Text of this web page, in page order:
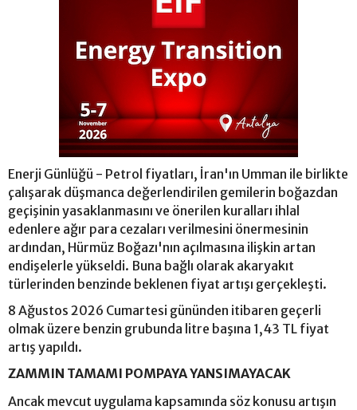
Enerji Günlüğü - Petrol fiyatları, İran'ın Umman ile birlikte
çalışarak düşmanca değerlendirilen gemilerin boğazdan
geçişinin yasaklanmasını ve önerilen kuralları ihlal
edenlere ağır para cezaları verilmesini önermesinin
ardından, Hürmüz Boğazı'nın açılmasına ilişkin artan
endişelerle yükseldi. Buna bağlı olarak akaryakıt
türlerinden benzinde beklenen fiyat artışı gerçekleşti.
8 Ağustos 2026 Cumartesi gününden itibaren geçerli
olmak üzere benzin grubunda litre başına 1,43 TL fiyat
artış yapıldı.
ZAMMIN TAMAMI POMPAYA YANSIMAYACAK
Ancak mevcut uygulama kapsamında söz konusu artışın